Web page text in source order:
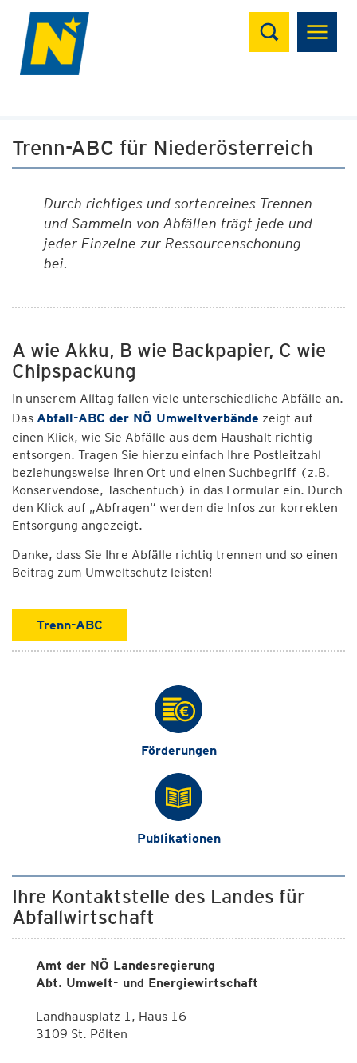
Suchen
Trenn-ABC für Niederösterreich
Durch richtiges und sortenreines Trennen
und Sammeln von Abfällen trägt jede und
jeder Einzelne zur Ressourcenschonung
bei.
A wie Akku, B wie Backpapier, C wie
Chipspackung
In unserem Alltag fallen viele unterschiedliche Abfälle an.
Das Abfall-ABC der NÖ Umweltverbände zeigt auf
einen Klick, wie Sie Abfälle aus dem Haushalt richtig
entsorgen. Tragen Sie hierzu einfach Ihre Postleitzahl
beziehungsweise Ihren Ort und einen Suchbegriff (z.B.
Konservendose, Taschentuch) in das Formular ein. Durch
den Klick auf „Abfragen“ werden die Infos zur korrekten
Entsorgung angezeigt.
Danke, dass Sie Ihre Abfälle richtig trennen und so einen
Beitrag zum Umweltschutz leisten!
Trenn-ABC
Förderungen
Publikationen
Ihre Kontaktstelle des Landes für
Abfallwirtschaft
Amt der NÖ Landesregierung
Abt. Umwelt- und Energiewirtschaft
Landhausplatz 1, Haus 16
3109 St. Pölten